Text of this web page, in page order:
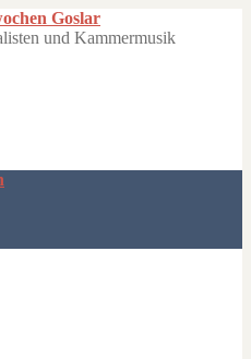
Goslar
und Kammermusik